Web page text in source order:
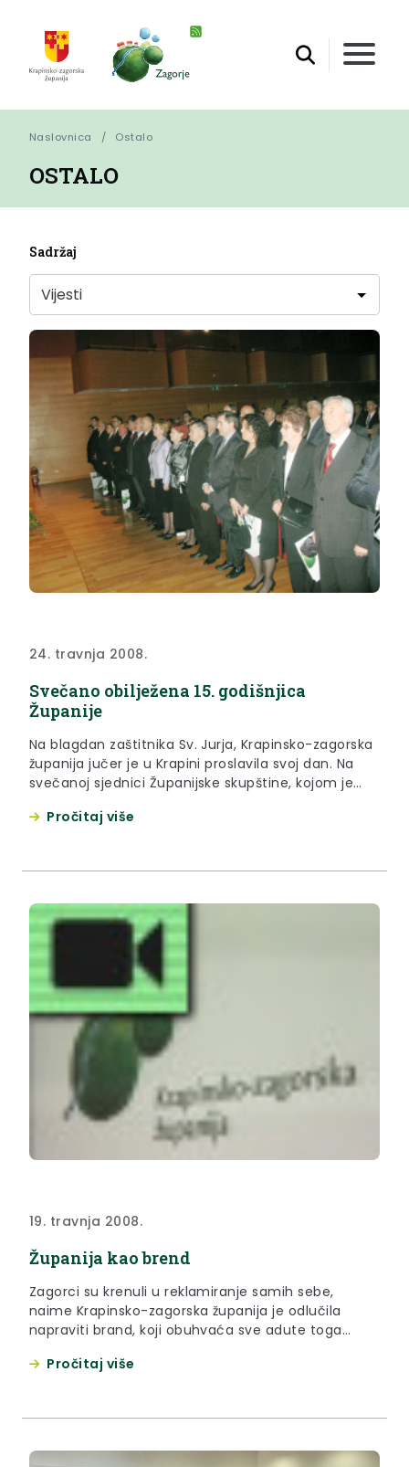
Naslovnica Ostalo
OSTALO
Sadržaj
24. travnja 2008.
Svečano obilježena 15. godišnjica
Županije
Na blagdan zaštitnika Sv. Jurja, Krapinsko-zagorska
županija jučer je u Krapini proslavila svoj dan. Na
svečanoj sjednici Županijske skupštine, kojom je
Sonja Borovčak u svojem se govoru prisjetila važnih
Pročitaj više
19. travnja 2008.
Županija kao brend
Zagorci su krenuli u reklamiranje samih sebe,
naime Krapinsko-zagorska županija je odlučila
napraviti brand, koji obuhvaća sve adute toga
može iščitati iz novog logotipa Krapinsko-zagorske
Pročitaj više